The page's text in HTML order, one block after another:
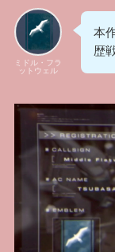
ミドル・フラ
ットウェル
本
歴